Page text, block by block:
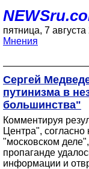
пятница, 7
Мнения
Сергей
путинизма в
большинства"
Комментируя
Центра",
"московском
пропаганде
информации и